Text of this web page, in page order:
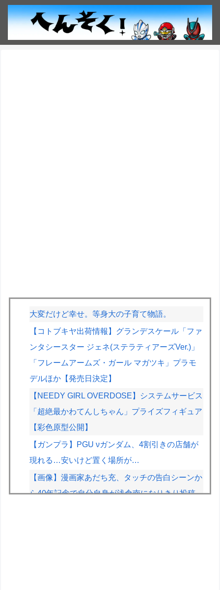
大変だけど幸せ。等身大の子育て物語。
【コトブキヤ出荷情報】グランデスケール「ファ
ンタシースター ジェネ(ステラティアーズVer.)」
「フレームアームズ・ガール マガツキ」プラモ
デルほか【発売日決定】
【NEEDY GIRL OVERDOSE】システムサービス
「超絶最かわてんしちゃん」プライズフィギュア
【彩色原型公開】
【ガンプラ】PGU νガンダム、4割引きの店舗が
現れる…安いけど置く場所が…
【画像】漫画家あだち充、タッチの告白シーンか
ら40年記念で自分自身が浅倉南になりきり投稿